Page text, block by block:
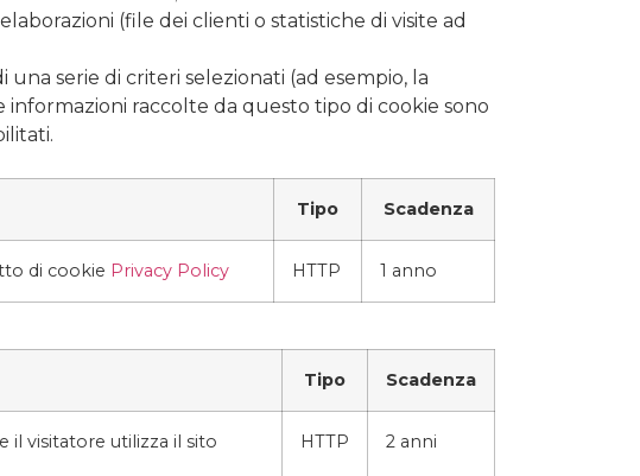
(file dei clienti o statistiche di visite ad
serie di criteri selezionati (ad esempio, la
raccolte da questo tipo di cookie sono
Tipo Scadenza
di cookie Privacy Policy HTTP 1 anno
Tipo Scadenza
il visitatore utilizza il sito
HTTP 2 anni